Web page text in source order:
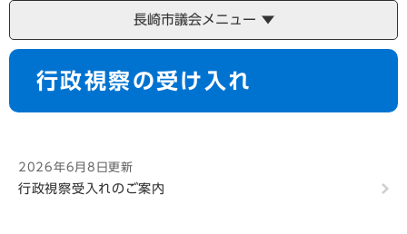
長崎市議会メニュー
本
行政視察の受け入れ
2026年6月8日更新
行政視察受入れのご案内